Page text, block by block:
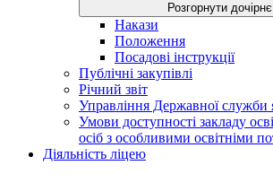
Розгорнути
Накази
Положення
Посадові інструкції
Публічні закупівлі
Річний звіт
Управління Державної служби
Умови доступності закладу
осіб з особливими освітніми
Діяльність ліцею